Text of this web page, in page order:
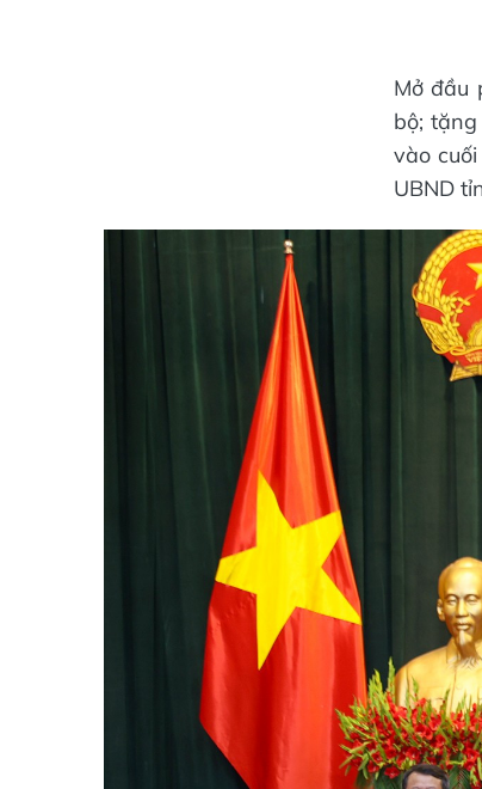
Mở đầu
bộ;
vào
UBND